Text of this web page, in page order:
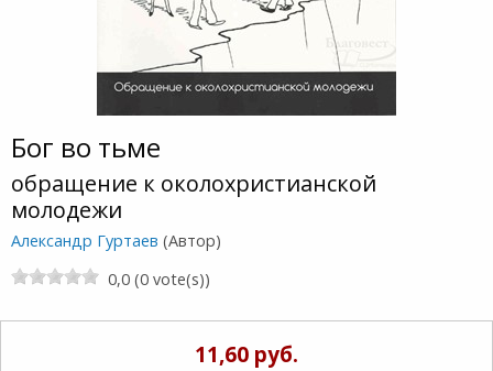
Бог во тьме
обращение к околохристианской
молодежи
Александр Гуртаев (Автор)
0,0 (0 vote(s))
11,60 руб.